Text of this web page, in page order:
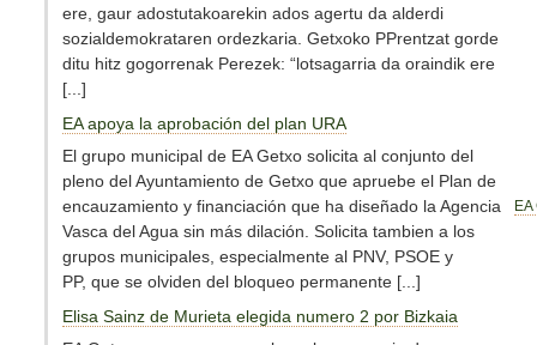
ere, gaur adostutakoarekin ados agertu da alderdi
sozialdemokrataren ordezkaria. Getxoko PPrentzat gorde
ditu hitz gogorrenak Perezek: “lotsagarria da oraindik ere
[...]
EA apoya la aprobación del plan URA
El grupo municipal de EA Getxo solicita al conjunto del
pleno del Ayuntamiento de Getxo que apruebe el Plan de
encauzamiento y financiación que ha diseñado la Agencia
Vasca del Agua sin más dilación. Solicita tambien a los
grupos municipales, especialmente al PNV, PSOE y
PP, que se olviden del bloqueo permanente [...]
EA
Elisa Sainz de Murieta elegida numero 2 por Bizkaia